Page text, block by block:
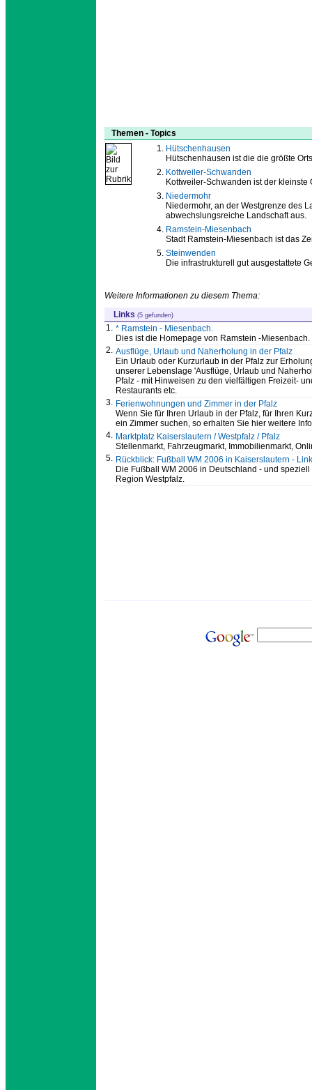
Themen - Topics
Hütschenhausen
Hütschenhausen ist die die größte
Kottweiler-Schwanden
Kottweiler-Schwanden ist der kleinste
Niedermohr
Niedermohr, an der Westgrenze des
abwechslungsreiche Landschaft aus.
Ramstein-Miesenbach
Stadt Ramstein-Miesenbach ist das
Steinwenden
Die infrastrukturell gut ausgestattete
Weitere Informationen zu diesem Thema:
Links (5 gefunden)
1. * Ramstein - Miesenbach.
Dies ist die Homepage von Ramstein -Miesenbach.
2. Ausflüge, Urlaub und Naherholung in der Pfalz
Ein Urlaub oder Kurzurlaub in der Pfalz zur
unserer Lebenslage 'Ausflüge, Urlaub und
Pfalz - mit Hinweisen zu den vielfältigen Freizeit-
Restaurants etc.
3. Ferienwohnungen und Zimmer in der Pfalz
Wenn Sie für Ihren Urlaub in der Pfalz, für Ihren
ein Zimmer suchen, so erhalten Sie hier weitere
4. Marktplatz Kaiserslautern / Westpfalz / Pfalz
Stellenmarkt, Fahrzeugmarkt, Immobilienmarkt,
5. Rückblick: Fußball WM 2006 in Kaiserslautern -
Die Fußball WM 2006 in Deutschland - und
Region Westpfalz.